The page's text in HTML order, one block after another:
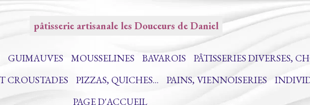
pâtisserie artisanale les Douceurs de Daniel
GUIMAUVES MOUSSELINES BAVAROIS
PÂTISSERIES DIVERSES,
CROUSTADES PIZZAS, QUICHES... PAINS, VIENNOISERIES
PAGE D'ACCUEIL